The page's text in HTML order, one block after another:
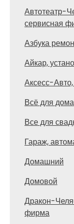
Автотеатр-
сервисная
Азбука
Айкар,
Аксесс-
Всё для дома
Все для
Гараж,
Домашний
Домовой
Дракон-
фирма